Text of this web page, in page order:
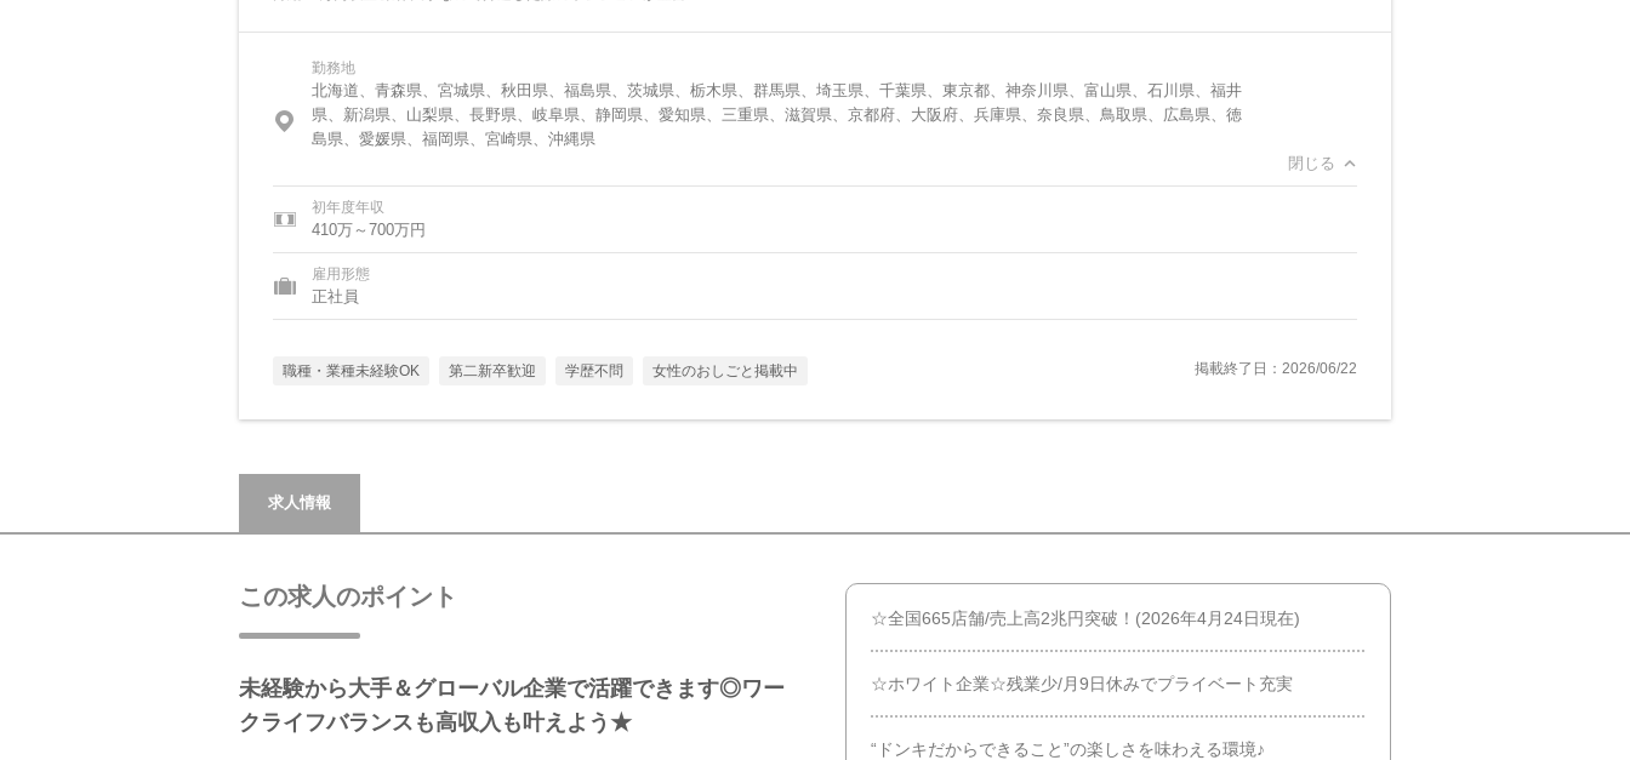
勤務地
北海道、青森県、宮城県、秋田県、福島県、茨城県、栃木県、群馬県、埼玉県、千葉県、東京都、神奈川県、富山県、石川県、福井
県、新潟県、山梨県、長野県、岐阜県、静岡県、愛知県、三重県、滋賀県、京都府、大阪府、兵庫県、奈良県、鳥取県、広島県、徳
島県、愛媛県、福岡県、宮崎県、沖縄県
閉じる
初年度年収
410万～700万円
雇用形態
正社員
職種・業種未経験OK 第二新卒歓迎 学歴不問 女性のおしごと掲載中 掲載終了日：2026/06/22
求人情報
この求人のポイント
未経験から大手＆グローバル企業で活躍できます◎ワー
クライフバランスも高収入も叶えよう★
☆全国665店舗/売上高2兆円突破！(2026年4月24日現在)
☆ホワイト企業☆残業少/月9日休みでプライベート充実
“ドンキだからできること”の楽しさを味わえる環境♪